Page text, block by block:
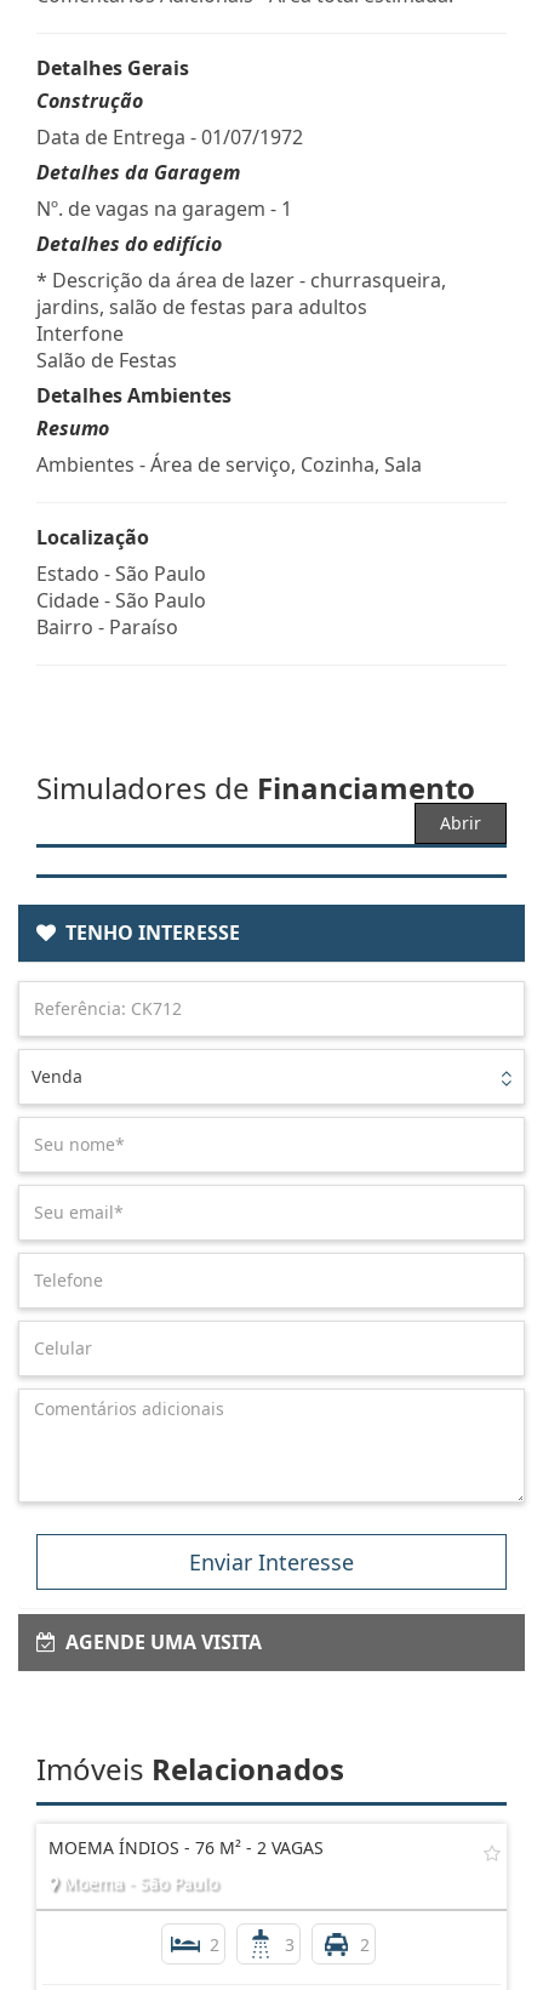
Detalhes Gerais
Construção
Data de Entrega - 01/07/1972
Detalhes da Garagem
Nº. de vagas na garagem - 1
Detalhes do edifício
* Descrição da área de lazer - churrasqueira,
jardins, salão de festas para adultos
Interfone
Salão de Festas
Detalhes Ambientes
Resumo
Ambientes - Área de serviço, Cozinha, Sala
Localização
Estado -São Paulo
Cidade -São Paulo
Bairro - Paraíso
Simuladores de Financiamento
Abrir
TENHO INTERESSE
Venda
Enviar Interesse
AGENDE UMA VISITA
Imóveis Relacionados
MOEMA ÍNDIOS - 76 M² - 2 VAGAS
Moema - São Paulo
2 3 2